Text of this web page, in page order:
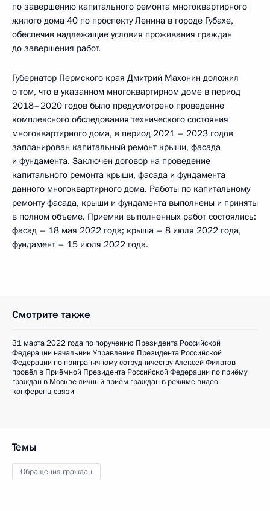
по завершению капитального ремонта многоквартирного
жилого дома 40 по проспекту Ленина в городе Губахе,
обеспечив надлежащие условия проживания граждан
до завершения работ.
Губернатор Пермского края Дмитрий Махонин доложил
о том, что в указанном многоквартирном доме в период
2018–2020 годов было предусмотрено проведение
комплексного обследования технического состояния
многоквартирного дома, в период 2021 – 2023 годов
запланирован капитальный ремонт крыши, фасада
и фундамента. Заключен договор на проведение
капитального ремонта крыши, фасада и фундамента
данного многоквартирного дома. Работы по капитальному
ремонту фасада, крыши и фундамента выполнены и приняты
в полном объеме. Приемки выполненных работ состоялись:
фасад – 18 мая 2022 года; крыша – 8 июля 2022 года,
фундамент – 15 июля 2022 года.
Смотрите также
31 марта 2022 года по поручению Президента Российской
Федерации начальник Управления Президента Российской
Федерации по приграничному сотрудничеству Алексей Филатов
провёл в Приёмной Президента Российской Федерации по приёму
граждан в Москве личный приём граждан в режиме видео-
конференц-связи
Темы
Обращения граждан